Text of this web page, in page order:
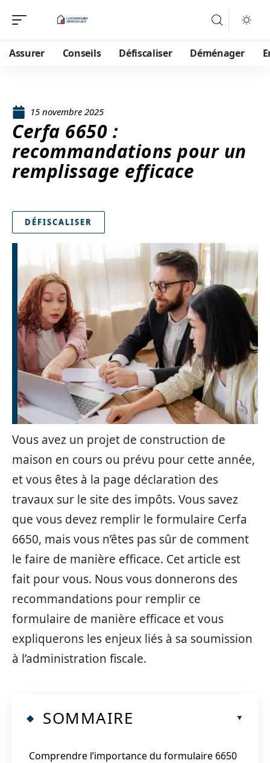
Assurer Conseils Défiscaliser Déménager
15 novembre 2025
Cerfa 6650 :
recommandations pour un
remplissage efficace
DÉFISCALISER
Vous avez un projet de construction de
maison en cours ou prévu pour cette année,
et vous êtes à la page déclaration des
travaux sur le site des impôts. Vous savez
que vous devez remplir le formulaire Cerfa
6650, mais vous n’êtes pas sûr de comment
le faire de manière efficace. Cet article est
fait pour vous. Nous vous donnerons des
recommandations pour remplir ce
formulaire de manière efficace et vous
expliquerons les enjeux liés à sa soumission
à l’administration fiscale.
SOMMAIRE
Comprendre l’importance du formulaire 6650